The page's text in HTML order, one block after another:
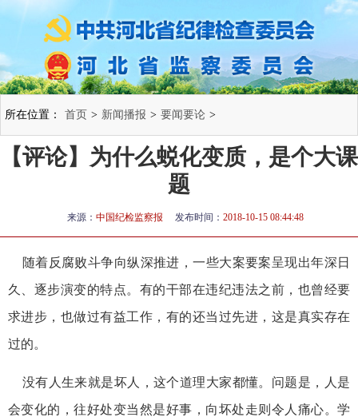
所在位置： 首页 > 新闻播报 > 要闻要论 >
【评论】为什么蜕化变质，是个大课
题
来源： 中国纪检监察报 发布时间： 2018-10-15 08:44:48
随着反腐败斗争向纵深推进，一些大案要案呈现出年深日
久、逐步演变的特点。有的干部在违纪违法之前，也曾经要
求进步，也做过有益工作，有的还当过先进，这是真实存在
过的。
没有人生来就是坏人，这个道理大家都懂。问题是，人是
会变化的，往好处变当然是好事，向坏处走则令人痛心。学